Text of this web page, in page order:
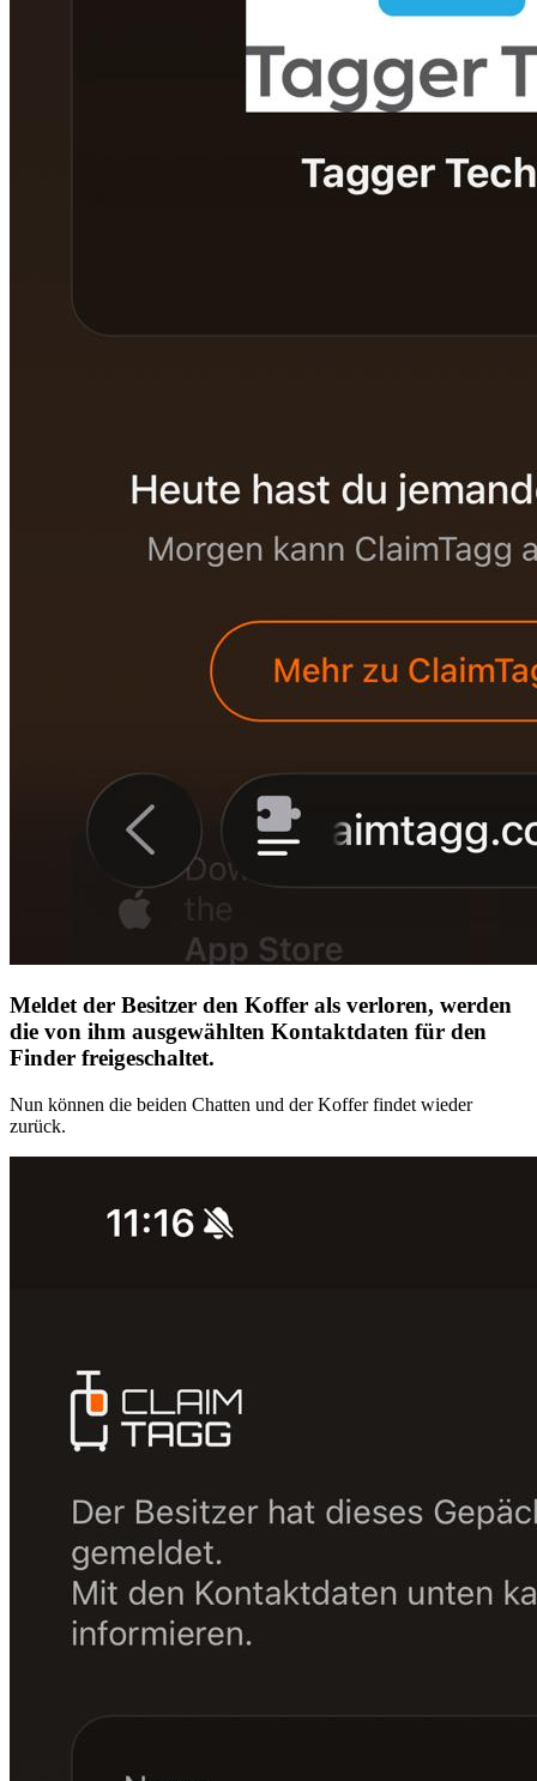
Meldet der Besitzer den Koffer als verloren, werden
die von ihm ausgewählten Kontaktdaten für den
Finder freigeschaltet.
Nun können die beiden Chatten und der Koffer findet wieder
zurück.